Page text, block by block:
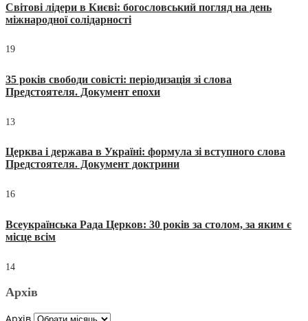
Світові лідери в Києві: богословський погляд на день
міжнародної солідарності
19
35 років свободи совісті: періодизація зі слова
Предстоятеля. Документ епохи
13
Церква і держава в Україні: формула зі вступного слова
Предстоятеля. Документ доктрини
16
Всеукраїнська Рада Церков: 30 років за столом, за яким є
місце всім
14
Архів
Архів